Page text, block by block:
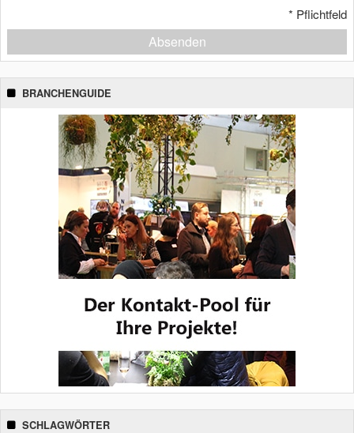
* Pflichtfeld
Absenden
BRANCHENGUIDE
SCHLAGWÖRTER